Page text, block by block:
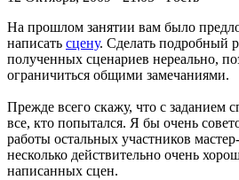
На прошлом занятии вам было
написать сцену. Сделать подробный
полученных сценариев нереально,
ограничиться общими замечаниями.
Прежде всего скажу, что с заданием
все, кто попытался. Я бы очень
работы остальных участников
несколько действительно очень
написанных сцен.